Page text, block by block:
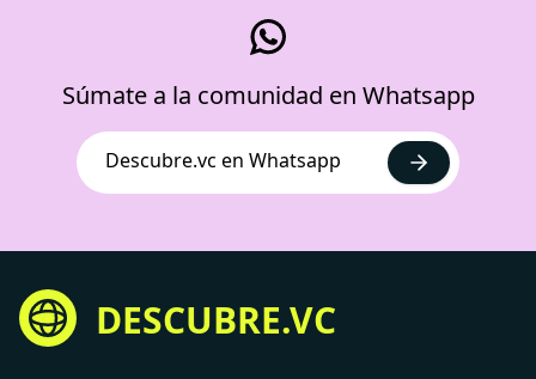
Súmate a la comunidad en Whatsapp
Descubre.vc en Whatsapp
DESCUBRE.VC